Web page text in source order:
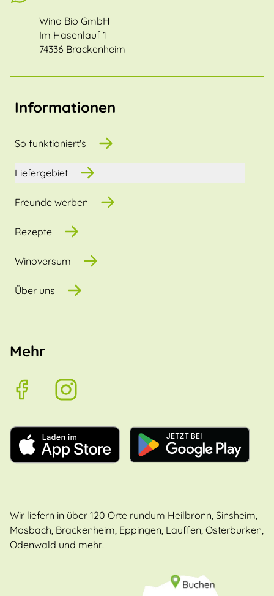
Wino Bio GmbH
Im Hasenlauf 1
74336 Brackenheim
Informationen
So funktioniert's
Liefergebiet
Freunde werben
Rezepte
Winoversum
Über uns
Mehr
Wir liefern in über 120 Orte rundum Heilbronn, Sinsheim,
Mosbach, Brackenheim, Eppingen, Lauffen, Osterburken,
Odenwald und mehr!